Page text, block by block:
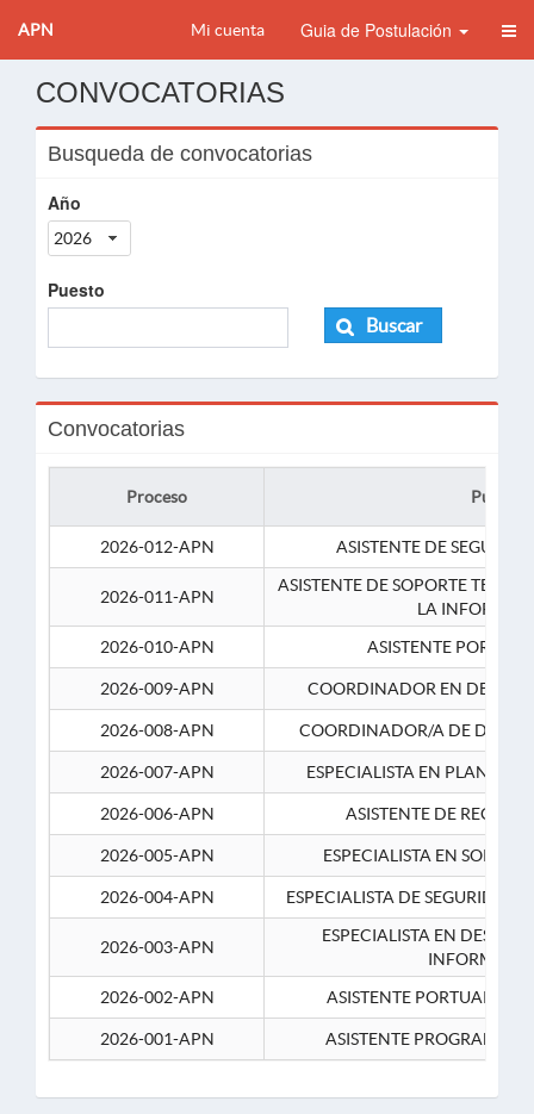
APN Mi cuenta Guia de Postulación
CONVOCATORIAS
Busqueda de convocatorias
Año
2026
Puesto
Buscar
Convocatorias
Proceso Puesto
2026-012-APN ASISTENTE DE
2026-011-APN
ASISTENTE DE SOPORTE
LA
2026-010-APN
ASISTENTE
2026-009-APN COORDINADOR EN
2026-008-APN COORDINADOR/A DE
2026-007-APN ESPECIALISTA EN
2026-006-APN ASISTENTE DE
2026-005-APN ESPECIALISTA EN
2026-004-APN ESPECIALISTA DE SEGURIDAD
2026-003-APN
ESPECIALISTA EN
2026-002-APN
ASISTENTE PORTUARIO 2-
2026-001-APN ASISTENTE